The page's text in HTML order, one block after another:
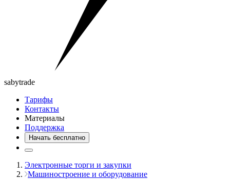
sabytrade
Тарифы
Контакты
Материалы
Поддержка
Начать бесплатно
Электронные торги и закупки
Машиностроение и оборудование